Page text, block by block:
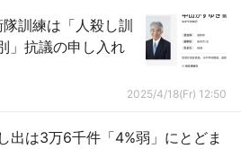
訓練は「人殺し訓
」抗議の申し入れ
2025/4/18(Fr) 12:50
出は3万6千件「4%弱」にとどま